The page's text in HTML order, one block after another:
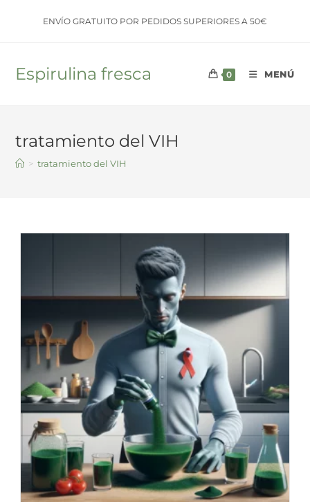
ENVÍO GRATUITO POR PEDIDOS SUPERIORES A 50€
Espirulina fresca 0 MENÚ
tratamiento del VIH
> tratamiento del VIH